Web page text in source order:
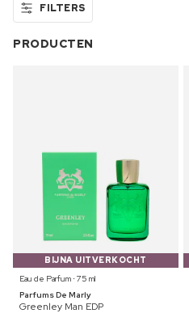
FILTERS
PRODUCTEN
BIJNA UITVERKOCHT
Eau de Parfum ⋅ 75 ml
Parfums De Marly
Greenley Man EDP